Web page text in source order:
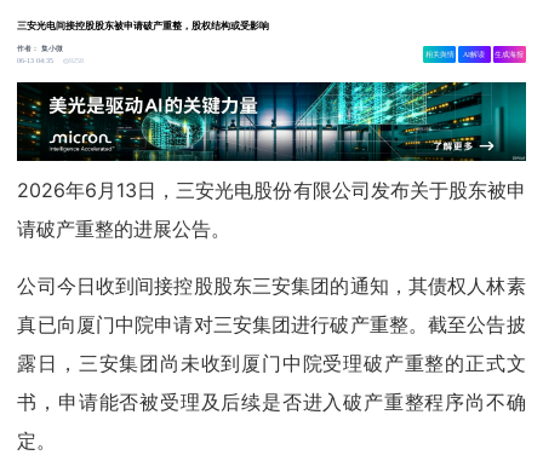
三安光电间接控股股东被申请破产重整，股权结构或受影响
作者：集小微
06-13 04:35
9258
相关舆情 AI解读 生成海报
2026年6月13日，三安光电股份有限公司发布关于股东被申
请破产重整的进展公告。
公司今日收到间接控股股东三安集团的通知，其债权人林素
真已向厦门中院申请对三安集团进行破产重整。截至公告披
露日，三安集团尚未收到厦门中院受理破产重整的正式文
书，申请能否被受理及后续是否进入破产重整程序尚不确
定。